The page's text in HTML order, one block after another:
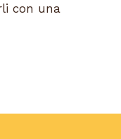
con una